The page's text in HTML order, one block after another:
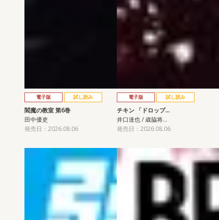
電子版 試し読み
閻魔の教室 第6巻
田中優吏
発売日：2026.08.06
電子版 試し読み
チキン 「ドロップ…
井口達也 / 歳脇将…
発売日：2026.08.06